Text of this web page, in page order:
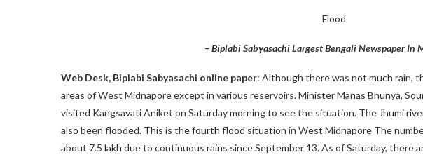
Flood
– Biplabi Sabyasachi Largest Bengali Newspaper In
Web Desk, Biplabi Sabyasachi online paper: Although there was not much rain,
areas of West Midnapore except in various reservoirs. Minister Manas Bhunya,
visited Kangsavati Aniket on Saturday morning to see the situation. The Jhumi
also been flooded. This is the fourth flood situation in West Midnapore The
about 7.5 lakh due to continuous rains since September 13. As of Saturday, there